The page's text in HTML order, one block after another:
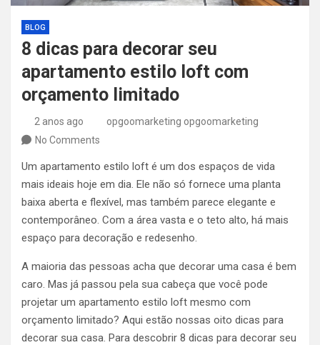
BLOG
8 dicas para decorar seu
apartamento estilo loft com
orçamento limitado
2 anos ago
opgoomarketing opgoomarketing
No Comments
Um apartamento estilo loft é um dos espaços de vida
mais ideais hoje em dia. Ele não só fornece uma planta
baixa aberta e flexível, mas também parece elegante e
contemporâneo. Com a área vasta e o teto alto, há mais
espaço para decoração e redesenho.
A maioria das pessoas acha que decorar uma casa é bem
caro. Mas já passou pela sua cabeça que você pode
projetar um apartamento estilo loft mesmo com
orçamento limitado? Aqui estão nossas oito dicas para
decorar sua casa. Para descobrir 8 dicas para decorar seu